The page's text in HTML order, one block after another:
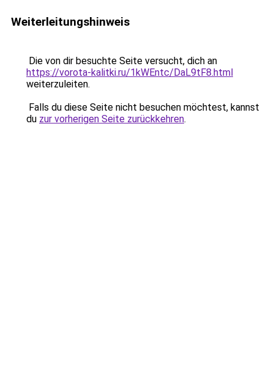
Weiterleitungshinweis
Die von dir besuchte Seite versucht, dich an
https://vorota-kalitki.ru/1kWEntc/DaL9tF8.html
weiterzuleiten.
Falls du diese Seite nicht besuchen möchtest, kannst
du zur vorherigen Seite zurückkehren.